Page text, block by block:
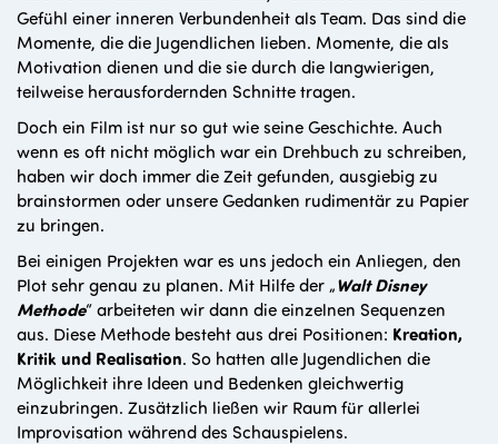
Gefühl einer inneren Verbundenheit als Team. Das sind die
Momente, die die Jugendlichen lieben. Momente, die als
Motivation dienen und die sie durch die langwierigen,
teilweise herausfordernden Schnitte tragen.
Doch ein Film ist nur so gut wie seine Geschichte. Auch
wenn es oft nicht möglich war ein Drehbuch zu schreiben,
haben wir doch immer die Zeit gefunden, ausgiebig zu
brainstormen oder unsere Gedanken rudimentär zu Papier
zu bringen.
Bei einigen Projekten war es uns jedoch ein Anliegen, den
Plot sehr genau zu planen. Mit Hilfe der „Walt Disney
Methode“ arbeiteten wir dann die einzelnen Sequenzen
aus. Diese Methode besteht aus drei Positionen: Kreation,
Kritik und Realisation. So hatten alle Jugendlichen die
Möglichkeit ihre Ideen und Bedenken gleichwertig
einzubringen. Zusätzlich ließen wir Raum für allerlei
Improvisation während des Schauspielens.